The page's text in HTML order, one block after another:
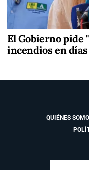
El Gobierno pide
incendios en
QUIÉNES